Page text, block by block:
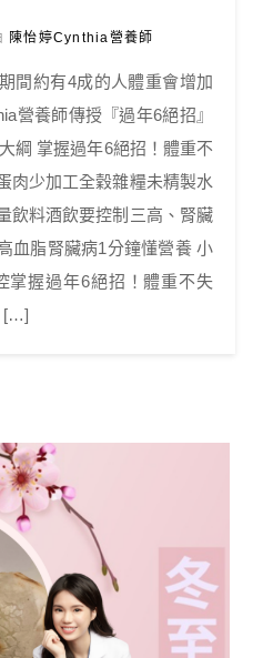
陳怡婷Cynthia營養師
間約有4成的人體重會增加
營養師傳授『過年6絕招』
綱 掌握過年6絕招！體重不
肉少加工全穀雜糧未精製水
飲料酒飲要控制三高、腎臟
血脂腎臟病1分鐘懂營養 小
掌握過年6絕招！體重不失
[…]